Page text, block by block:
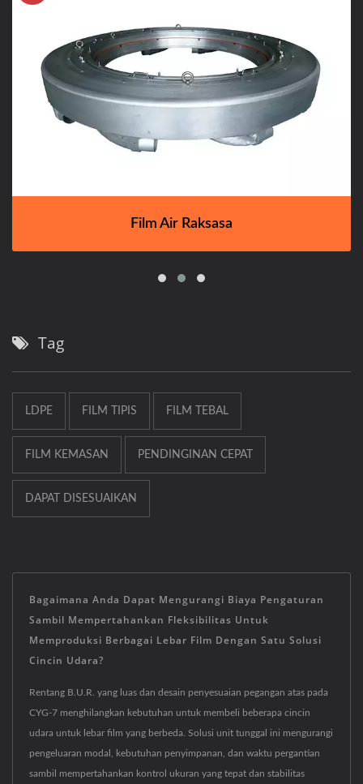
Film Air Raksasa
Tag
LDPE FILM TIPIS FILM TEBAL
FILM KEMASAN PENDINGINAN CEPAT
DAPAT DISESUAIKAN
Bagaimana Anda Dapat Mengurangi Biaya Pengaturan
Sambil Mempertahankan Fleksibilitas Untuk
Memproduksi Berbagai Lebar Film Dengan Satu Solusi
Cincin Udara?
Rentang B.U.R. yang luas dan desain penyesuaian pegangan atas pada
CYG-7 menghilangkan kebutuhan untuk membeli beberapa cincin
udara untuk lebar film yang berbeda. Solusi unit tunggal ini mengurangi
pengeluaran modal, kebutuhan penyimpanan, dan waktu pergantian
sambil mempertahankan kontrol ukuran yang tepat dan stabilitas